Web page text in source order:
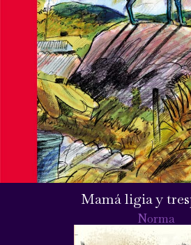
Mamá ligia y
Norma